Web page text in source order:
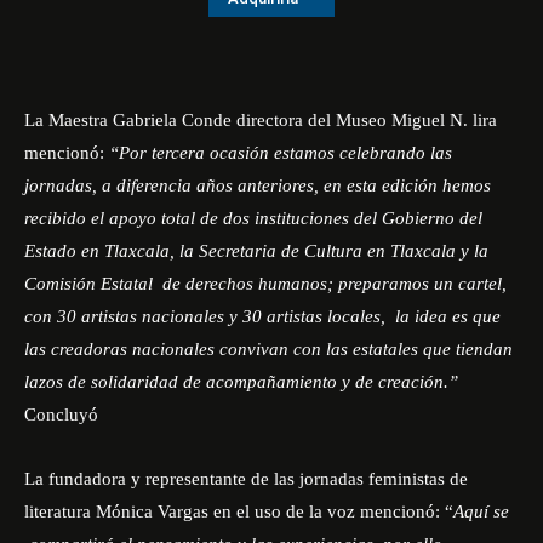
La Maestra Gabriela Conde directora del Museo Miguel N. lira
mencionó: “Por tercera ocasión estamos celebrando las
jornadas, a diferencia años anteriores, en esta edición hemos
recibido el apoyo total de dos instituciones del Gobierno del
Estado en Tlaxcala, la Secretaria de Cultura en Tlaxcala y la
Comisión Estatal de derechos humanos; preparamos un cartel,
con 30 artistas nacionales y 30 artistas locales, la idea es que
las creadoras nacionales convivan con las estatales que tiendan
lazos de solidaridad de acompañamiento y de creación.”
Concluyó
La fundadora y representante de las jornadas feministas de
literatura Mónica Vargas en el uso de la voz mencionó: “Aquí se